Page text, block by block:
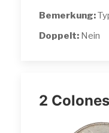
Bemerkung:
Doppelt: Nein
2 Colones